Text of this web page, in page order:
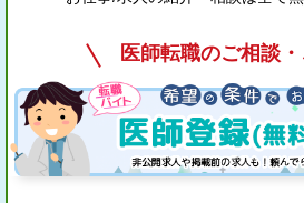
医師転職のご相談